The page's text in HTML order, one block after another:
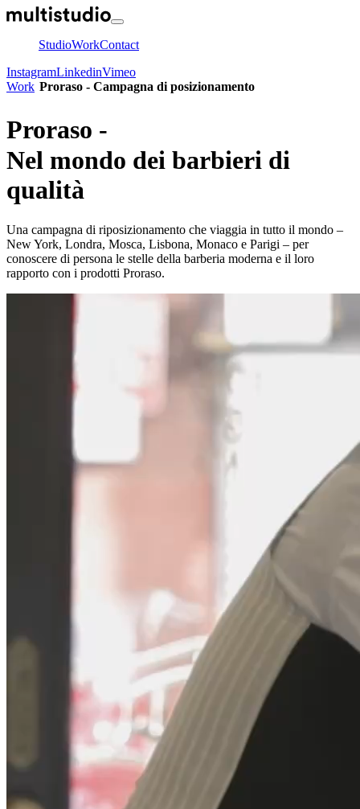
StudioWorkContact
InstagramLinkedinVimeo
Work Proraso - Campagna di posizionamento
Proraso -
Nel mondo dei barbieri di
qualità
Una campagna di riposizionamento che viaggia in tutto il mondo –
New York, Londra, Mosca, Lisbona, Monaco e Parigi – per
conoscere di persona le stelle della barberia moderna e il loro
rapporto con i prodotti Proraso.